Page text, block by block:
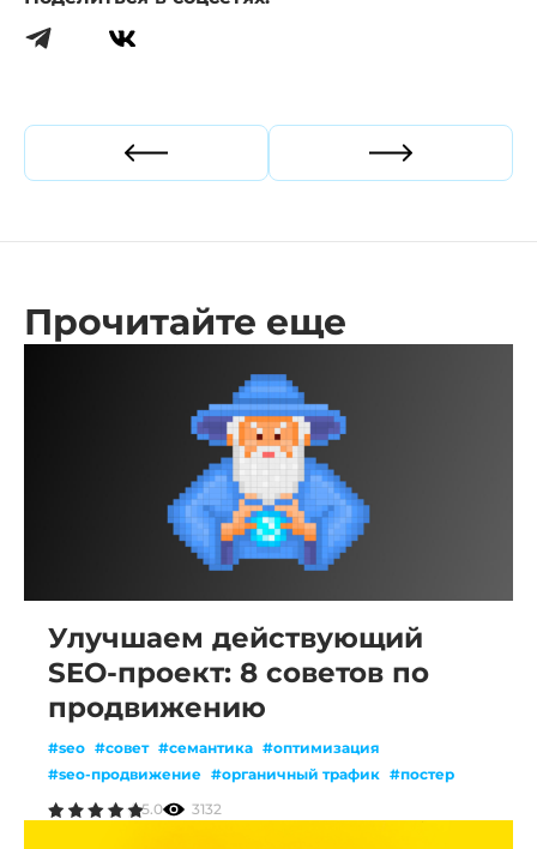
Прошлая статья Следующая
Прочитайте еще
Улучшаем действующий
SEO-проект: 8 советов по
продвижению
#seo #совет #семантика #оптимизация
#seo-продвижение #органичный трафик #постер
5.0
3132